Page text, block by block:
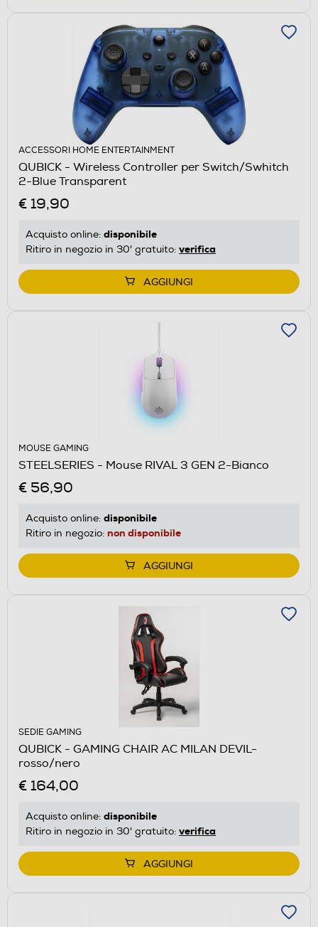
ACCESSORI HOME ENTERTAINMENT
QUBICK - Wireless Controller per Switch/Swhitch
2-Blue Transparent
€ 19,90
Acquisto online: disponibile
Ritiro in negozio in 30' gratuito: verifica
AGGIUNGI
MOUSE GAMING
STEELSERIES - Mouse RIVAL 3 GEN 2-Bianco
€ 56,90
Acquisto online: disponibile
Ritiro in negozio: non disponibile
AGGIUNGI
SEDIE GAMING
QUBICK - GAMING CHAIR AC MILAN DEVIL-
rosso/nero
€ 164,00
Acquisto online: disponibile
Ritiro in negozio in 30' gratuito: verifica
AGGIUNGI